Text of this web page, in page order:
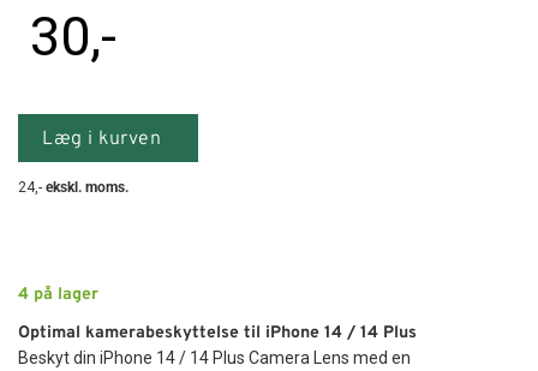
4 på lager
Optimal kamerabeskyttelse til iPhone 14 / 14 Plus
Beskyt din iPhone 14 / 14 Plus Camera Lens med en
30,-
Læg i kurven
24,- ekskl. moms.